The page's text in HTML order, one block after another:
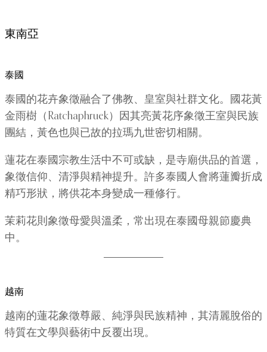
東南亞
泰國
泰國的花卉象徵融合了佛教、皇室與社群文化。國花黃
金雨樹（Ratchaphruek）因其亮黃花序象徵王室與民族
團結，黃色也與已故的拉瑪九世密切相關。
蓮花在泰國宗教生活中不可或缺，是寺廟供品的首選，
象徵信仰、清淨與精神提升。許多泰國人會將蓮瓣折成
精巧形狀，將供花本身變成一種修行。
茉莉花則象徵母愛與溫柔，常出現在泰國母親節慶典
中。
越南
越南的蓮花象徵尊嚴、純淨與民族精神，其清麗脫俗的
特質在文學與藝術中反覆出現。